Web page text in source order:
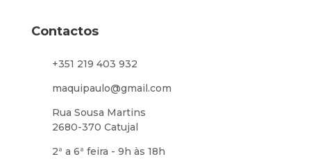
Contactos
+351 219 403 932
maquipaulo@gmail.com
Rua Sousa Martins
2680-370 Catujal
2ª a 6ª feira - 9h às 18h